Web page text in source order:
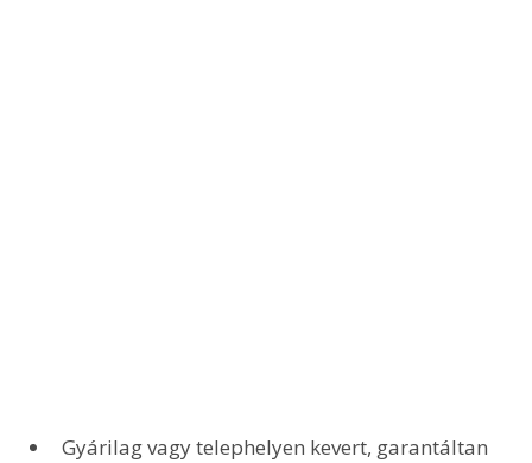
Gyárilag vagy telephelyen kevert, garantáltan